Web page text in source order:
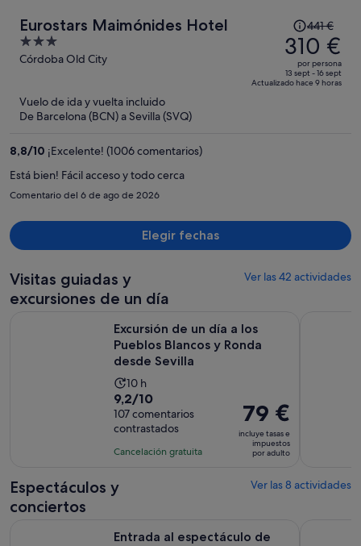
Eurostars Maimónides Hotel
3
out
5
Córdoba Old City
El
precio
era
de
441 €,
441 €
310 €
por persona
13 sept - 16 sept
Actualizado hace 9 horas
Vuelo de ida y vuelta incluido
De Barcelona (BCN) a Sevilla (SVQ)
8,8/10 ¡Excelente! (1006 comentarios)
Está bien! Fácil acceso y todo cerca
Comentario del 6 de ago de 2026
Elegir fechas
Visitas guiadas y
excursiones de un día
Ver las 42 actividades
Excursión de un día a los
Pueblos Blancos y Ronda
desde Sevilla
La
duración
de
la
actividad
10 h
9.2
sobre
10
con
comentarios
9,2/10
107 comentarios
contrastados
Cancelación gratuita
El
precio
es
de
por
79 €
incluye tasas e
impuestos
por adulto
Espectáculos y
conciertos
Ver las 8 actividades
Entrada al espectáculo de